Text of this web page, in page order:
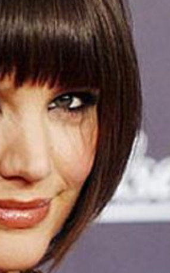
Por qué los
tópico se han
uno de los
bienestar más